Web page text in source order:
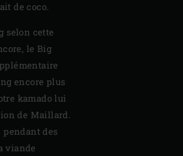
de coco.
selon cette
le Big
encore plus
kamado lui
de Maillard.
pendant des
viande